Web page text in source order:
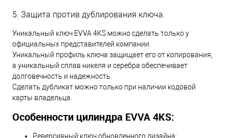
5. Защита против дублирования ключа.
Уникальный ключ EVVA 4KS можно сделать только у
официальных представителей компании.
Уникальный профиль ключа защищает его от копирования,
а уникальный сплав никеля и серебра обеспечивает
долговечность и надежность.
Сделать дубликат можно только при наличии кодовой
карты владельца.
Особенности цилиндра EVVA 4KS:
Реверсивный ключ обновленного дизайна;